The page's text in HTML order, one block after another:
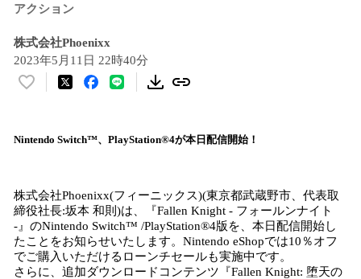
アクション
株式会社Phoenixx
2023年5月11日 22時40分
い
！
読
み
込
み
中
で
Nintendo Switch™、PlayStation®4が本日配信開始！
株式会社Phoenixx(フィーニックス)(東京都武蔵野市、代表取
締役社長:坂本 和則)は、『Fallen Knight - フォールンナイト
-』のNintendo Switch™ /PlayStation®4版を、本日配信開始し
たことをお知らせいたします。Nintendo eShopでは10％オフ
でご購入いただけるローンチセールも実施中です。
さらに、追加ダウンロードコンテンツ『Fallen Knight: 堕天の